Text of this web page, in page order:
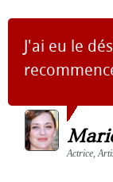
J'ai eu le
Actrice,